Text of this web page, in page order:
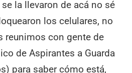
se la llevaron de acá no sé
los celulares, no
reunimos con gente de
de Aspirantes a Guarda
para saber cómo está,